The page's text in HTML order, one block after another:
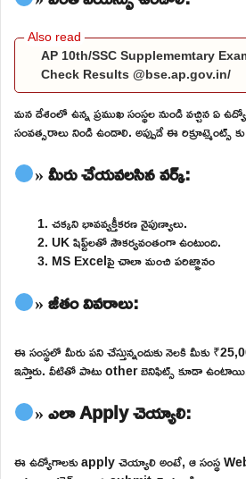
AP 10th/SSC Supplememtary
Check Results @bse.ap.gov.in/
మన దేశంలో ఉన్న ప్రముఖ సంస్థల నుండి వచ్చిన ఏ
సంవత్సరాలు నిండి ఉండాలి. అప్పుడే ఈ రిక్రూట్మెంట్స్
» మీరు చేయవలసిన వర్క్:
చక్కని భావవ్యక్తీకరణ నైపుణ్యాలు.
UK షిఫ్ట్‌లతో సౌకర్యవంతంగా ఉంటుంది.
MS Excelపై చాలా మంచి పరిజ్ఞానం
» జీతం వివరాలు:
ఈ సంస్థలో మీరు పని చేస్తున్నందుకు నెలకి మీకు
ఇస్తారు. వీటితో పాటు other బెనిఫిట్స్ కూడా
» ఎలా Apply చెయ్యాలి:
ఈ ఉద్యోగాలకు apply చెయ్యాలి అంటే, ఆ సంస్థ